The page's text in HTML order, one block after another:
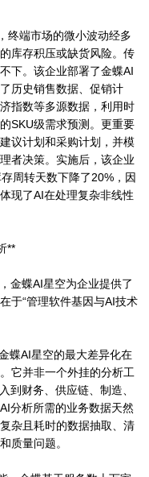
终端市场的微小波动经多
库存积压或缺货风险。传
下。该企业部署了金蝶AI
历史销售数据、促销计
指数等多源数据，利用时
SKU级需求预测。更重要
议计划和采购计划，并模
者决策。实施后，该企业
周转天数下降了20%，因
现了AI在处理复杂非线性
**
金蝶AI星空为企业提供了
于“管理软件基因与AI技术
蝶AI星空的最大差异化在
它并非一个外挂的分析工
到财务、供应链、制造、
分析所需的业务数据天然
杂且耗时的数据抽取、清
质量问题。